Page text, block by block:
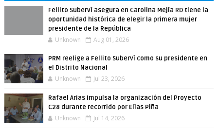
Fellito Suberví asegura en Carolina Mejía RD tiene la
oportunidad histórica de elegir la primera mujer
presidente de la República
Unknown Aug 01, 2026
PRM reelige a Fellito Suberví como su presidente en
el Distrito Nacional
Unknown Jul 23, 2026
Rafael Arias impulsa la organización del Proyecto
C28 durante recorrido por Elías Piña
Unknown Jul 14, 2026